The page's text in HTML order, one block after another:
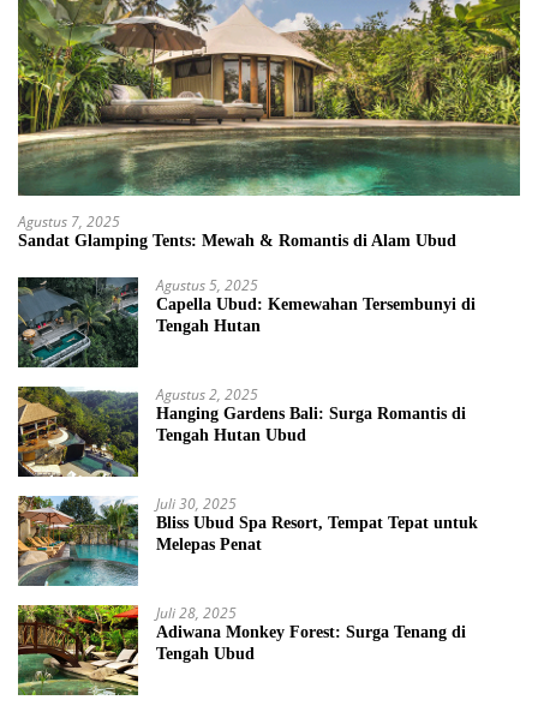
Agustus 7, 2025
Sandat Glamping Tents: Mewah & Romantis di Alam Ubud
Agustus 5, 2025
Capella Ubud: Kemewahan Tersembunyi di
Tengah Hutan
Agustus 2, 2025
Hanging Gardens Bali: Surga Romantis di
Tengah Hutan Ubud
Juli 30, 2025
Bliss Ubud Spa Resort, Tempat Tepat untuk
Melepas Penat
Juli 28, 2025
Adiwana Monkey Forest: Surga Tenang di
Tengah Ubud